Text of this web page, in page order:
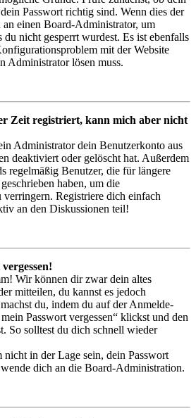
Passwort richtig sind. Wenn dies der
einen Board-Administrator, um
du nicht gesperrt wurdest. Es ist ebenfalls
mit der Website
Administrator lösen muss.
Zeit registriert, kann mich aber nicht
Administrator dein Benutzerkonto aus
deaktiviert oder gelöscht hat. Außerdem
regelmäßig Benutzer, die für längere
haben, um die
verringern. Registriere dich einfach
an den Diskussionen teil!
Wir können dir zwar dein altes
mitteilen, du kannst es jedoch
du, indem du auf der Anmelde-
Passwort vergessen“ klickst und den
So solltest du dich schnell wieder
nicht in der Lage sein, dein Passwort
dich an die Board-Administration.